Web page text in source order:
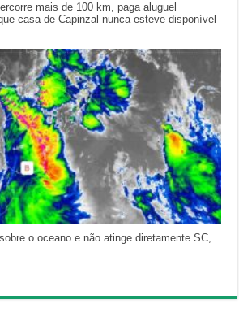
mais de 100 km, paga aluguel
casa de Capinzal nunca esteve disponível
o oceano e não atinge diretamente SC,